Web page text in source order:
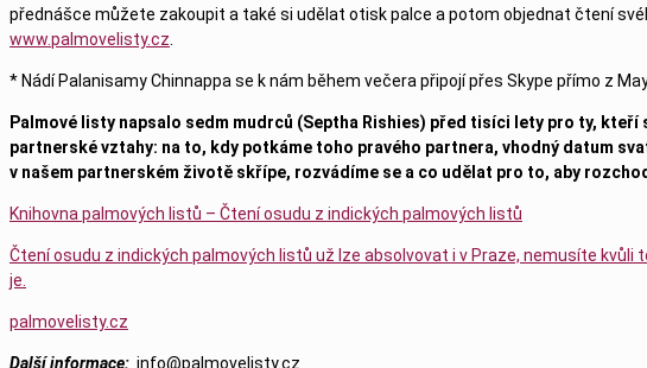
přednášce můžete zakoupit a také si udělat otisk palce a potom objednat čtení
www.palmovelisty.cz
* Nádí Palanisamy Chinnappa se k nám během večera připojí přes Skype přímo z
Palmové listy napsalo sedm mudrců (Septha Rishies) před tisíci lety pro ty,
partnerské vztahy: na to, kdy potkáme toho pravého partnera, vhodný datum
v našem partnerském životě skřípe, rozvádíme se a co udělat pro to, aby
Knihovna palmových listů – Čtení osudu z indických palmových listů
Čtení osudu z indických palmových listů už lze absolvovat i v Praze, nemusíte
je.
palmovelisty.cz
Další informace: info@palmovelisty.cz